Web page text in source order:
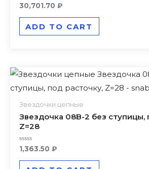
Rated
0
out
30,701.70 ₽
ADD TO CART
Звездочки цепные
Звездочка 08B-2 без ступицы,
Z=28
Rated
out
1,363.50 ₽